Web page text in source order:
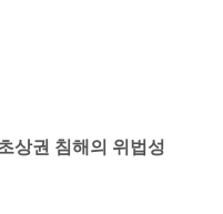
상권 침해의 위법성